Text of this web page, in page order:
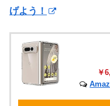
げよう！
￥